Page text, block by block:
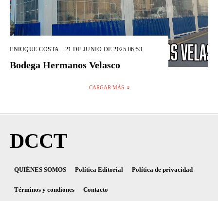
ENRIQUE COSTA - 21 DE JUNIO DE 2025 06:53
Bodega Hermanos Velasco
CARGAR MÁS
DCCT
QUIÉNES SOMOS Política Editorial Política de privacidad
Términos y condiones Contacto